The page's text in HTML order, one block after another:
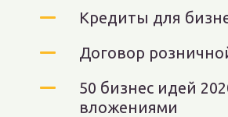
Кредиты для
Договор
50 бизнес идей
вложениями